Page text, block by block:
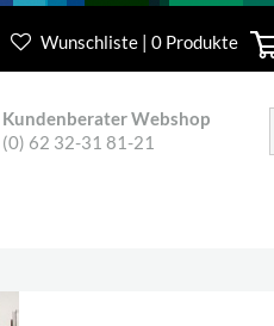
Wunschliste | 0 Produkte
Kundenberater Webshop
(0) 62 32-31 81-21